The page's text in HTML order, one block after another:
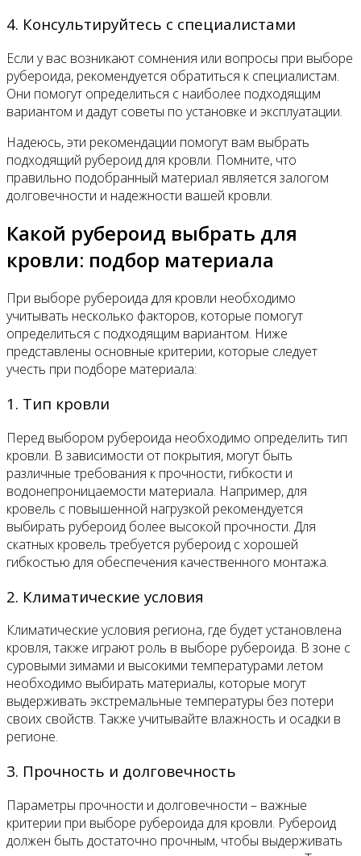
4. Консультируйтесь с специалистами
Если у вас возникают сомнения или вопросы при выборе
рубероида, рекомендуется обратиться к специалистам.
Они помогут определиться с наиболее подходящим
вариантом и дадут советы по установке и эксплуатации.
Надеюсь, эти рекомендации помогут вам выбрать
подходящий рубероид для кровли. Помните, что
правильно подобранный материал является залогом
долговечности и надежности вашей кровли.
Какой рубероид выбрать для
кровли: подбор материала
При выборе рубероида для кровли необходимо
учитывать несколько факторов, которые помогут
определиться с подходящим вариантом. Ниже
представлены основные критерии, которые следует
учесть при подборе материала:
1. Тип кровли
Перед выбором рубероида необходимо определить тип
кровли. В зависимости от покрытия, могут быть
различные требования к прочности, гибкости и
водонепроницаемости материала. Например, для
кровель с повышенной нагрузкой рекомендуется
выбирать рубероид более высокой прочности. Для
скатных кровель требуется рубероид с хорошей
гибкостью для обеспечения качественного монтажа.
2. Климатические условия
Климатические условия региона, где будет установлена
кровля, также играют роль в выборе рубероида. В зоне с
суровыми зимами и высокими температурами летом
необходимо выбирать материалы, которые могут
выдерживать экстремальные температуры без потери
своих свойств. Также учитывайте влажность и осадки в
регионе.
3. Прочность и долговечность
Параметры прочности и долговечности – важные
критерии при выборе рубероида для кровли. Рубероид
должен быть достаточно прочным, чтобы выдерживать